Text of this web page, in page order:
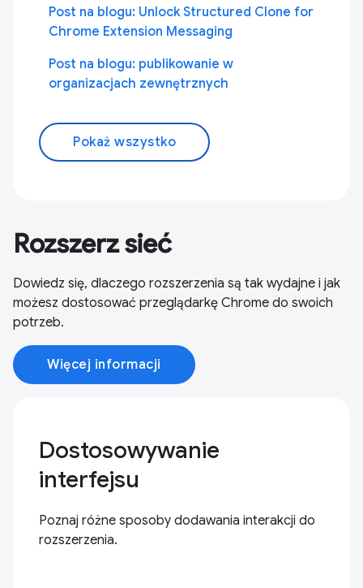
Post na blogu: Unlock Structured Clone for
Chrome Extension Messaging
Post na blogu: publikowanie w
organizacjach zewnętrznych
Pokaż wszystko
Rozszerz sieć
Dowiedz się, dlaczego rozszerzenia są tak wydajne i jak
możesz dostosować przeglądarkę Chrome do swoich
potrzeb.
Więcej informacji
Dostosowywanie
interfejsu
Poznaj różne sposoby dodawania interakcji do
rozszerzenia.